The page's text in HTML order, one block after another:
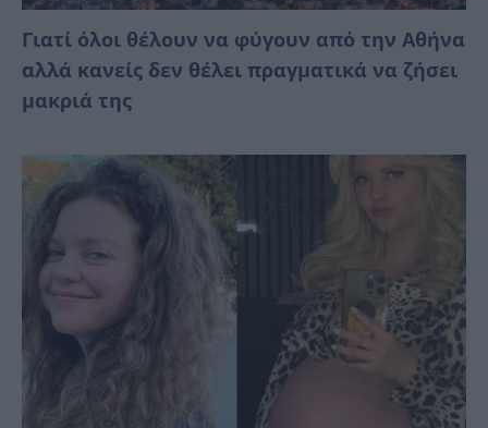
Γιατί όλοι θέλουν να φύγουν από την Αθήνα
αλλά κανείς δεν θέλει πραγματικά να ζήσει
μακριά της